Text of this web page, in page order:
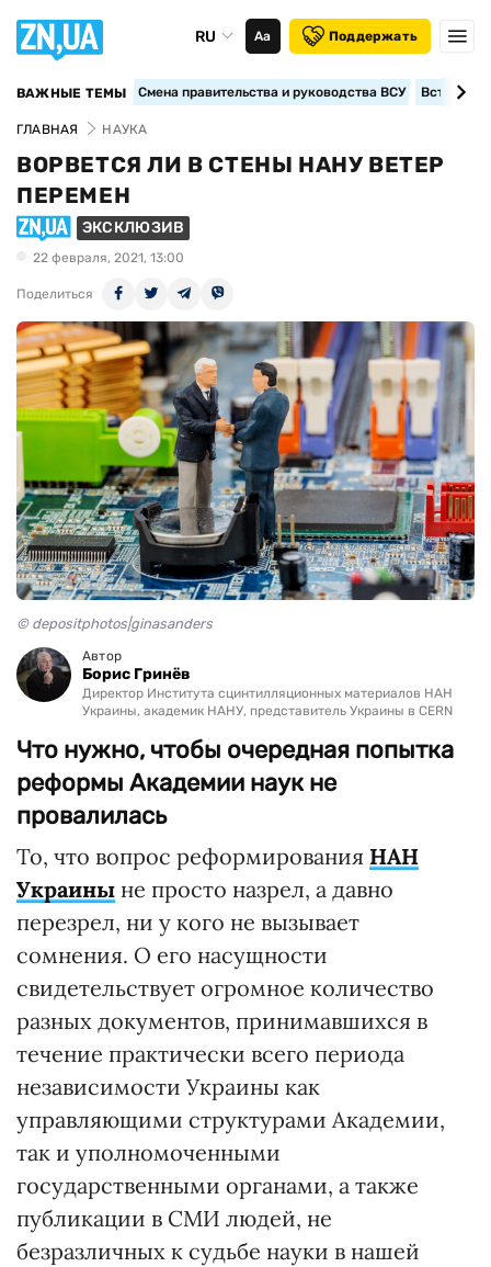
RU Аа Поддержать
ВАЖНЫЕ ТЕМЫ Смена правительства и руководства ВСУ
ГЛАВНАЯ НАУКА
ВОРВЕТСЯ ЛИ В СТЕНЫ НАНУ ВЕТЕР
ПЕРЕМЕН
ЭКСКЛЮЗИВ
22 февраля, 2021, 13:00
Поделиться
© depositphotos|ginasanders
Автор
Борис Гринёв
Директор Института сцинтилляционных материалов НАН
Украины, академик НАНУ, представитель Украины в CERN
Что нужно, чтобы очередная попытка
реформы Академии наук не
провалилась
То, что вопрос реформирования НАН
Украины не просто назрел, а давно
перезрел, ни у кого не вызывает
сомнения. О его насущности
свидетельствует огромное количество
разных документов, принимавшихся в
течение практически всего периода
независимости Украины как
управляющими структурами Академии,
так и уполномоченными
государственными органами, а также
публикации в СМИ людей, не
безразличных к судьбе науки в нашей